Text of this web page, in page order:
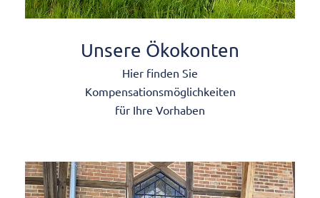
Unsere Ökokonten
Hier finden Sie
Kompensationsmöglichkeiten
für Ihre Vorhaben